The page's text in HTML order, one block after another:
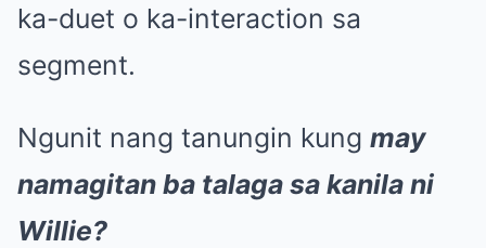
ka-duet o ka-interaction sa
segment.
Ngunit nang tanungin kung may
namagitan ba talaga sa kanila ni
Willie?